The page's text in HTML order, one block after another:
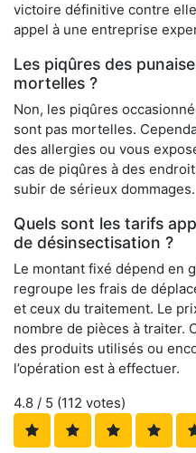
victoire définitive contre
appel à une entreprise
Les piqûres des
mortelles ?
Non, les piqûres
sont pas mortelles.
des allergies ou vous
cas de piqûres à des
subir de sérieux dommages.
Quels sont les tarifs
de désinsectisation ?
Le montant fixé dépend en
regroupe les frais de
et ceux du traitement. Le
nombre de pièces à traiter.
des produits utilisés ou
l’opération est à effectuer.
4.8 / 5 (112 votes)